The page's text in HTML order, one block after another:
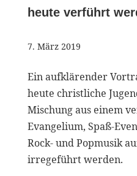
heute verführt
7. März 2019
Ein aufklärender
heute christliche
Mischung aus einem
Evangelium, Spaß-
Rock- und Popmusik
irregeführt werden.